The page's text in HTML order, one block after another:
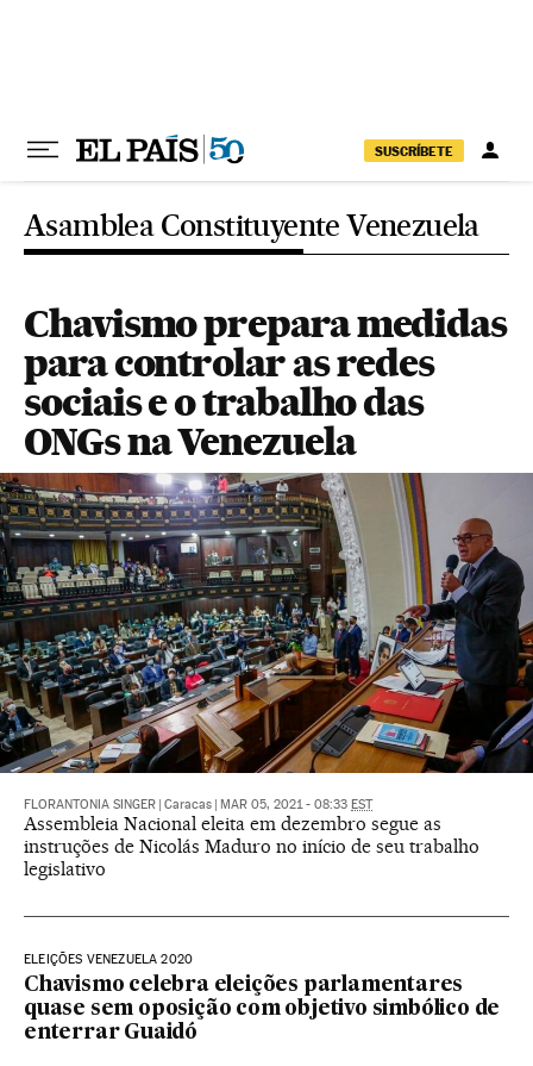
SUSCRÍBETE
Asamblea Constituyente Venezuela
Chavismo prepara medidas
para controlar as redes
sociais e o trabalho das
ONGs na Venezuela
FLORANTONIA SINGER Caracas MAR 05, 2021 - 08:33 EST
Assembleia Nacional eleita em dezembro segue as
instruções de Nicolás Maduro no início de seu trabalho
legislativo
ELEIÇÕES VENEZUELA 2020
Chavismo celebra eleições parlamentares
quase sem oposição com objetivo simbólico de
enterrar Guaidó